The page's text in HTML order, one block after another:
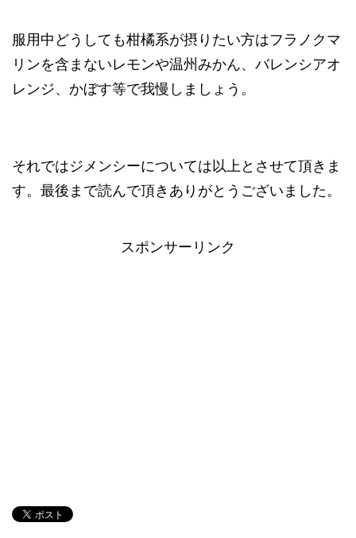
服用中どうしても柑橘系が摂りたい方はフラノクマ
リンを含まないレモンや温州みかん、バレンシアオ
レンジ、かぼす等で我慢しましょう。
それではジメンシーについては以上とさせて頂きま
す。最後まで読んで頂きありがとうございました。
スポンサーリンク